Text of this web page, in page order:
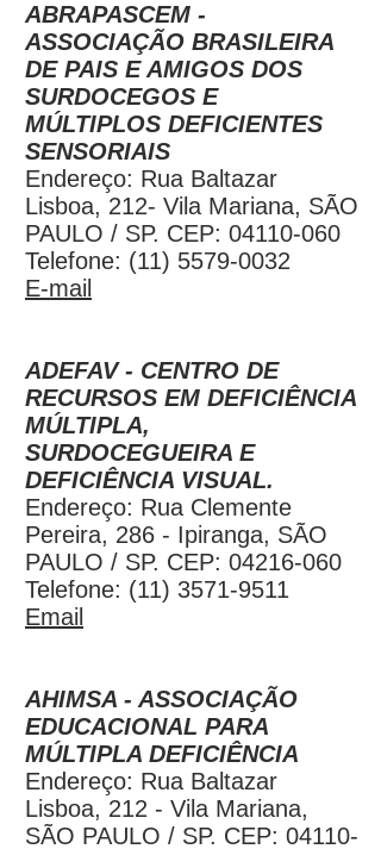
ABRAPASCEM -
ASSOCIAÇÃO BRASILEIRA
DE PAIS E AMIGOS DOS
SURDOCEGOS E
MÚLTIPLOS DEFICIENTES
SENSORIAIS
Endereço: Rua Baltazar
Lisboa, 212- Vila Mariana, SÃO
PAULO / SP. CEP: 04110-060
Telefone: (11) 5579-0032
E-mail
ADEFAV - CENTRO DE
RECURSOS EM DEFICIÊNCIA
MÚLTIPLA,
SURDOCEGUEIRA E
DEFICIÊNCIA VISUAL.
Endereço: Rua Clemente
Pereira, 286 - Ipiranga, SÃO
PAULO / SP. CEP: 04216-060
Telefone: (11) 3571-9511
Email
AHIMSA - ASSOCIAÇÃO
EDUCACIONAL PARA
MÚLTIPLA DEFICIÊNCIA
Endereço: Rua Baltazar
Lisboa, 212 - Vila Mariana,
SÃO PAULO / SP. CEP: 04110-